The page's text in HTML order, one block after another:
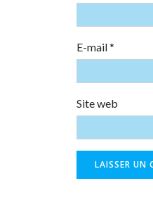
E-mail*
Site web